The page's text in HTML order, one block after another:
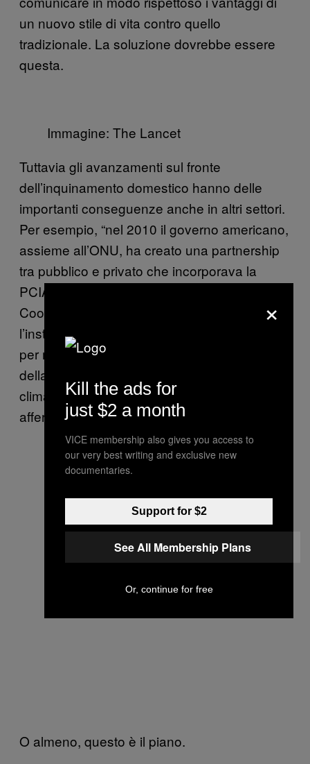
un nuovo stile di vita contro quello
tradizionale. La soluzione dovrebbe essere
questa.
Immagine: The Lancet
Tuttavia gli avanzamenti sul fronte
dell’inquinamento domestico hanno delle
importanti conseguenze anche in altri settori.
Per esempio, “nel 2010 il governo americano,
assieme all’ONU, ha creato una partnership
tra pubblico e privato che incorporava la
PCIA nella Global Alliance for Clean
Cookstoves, promuovendo miglioramenti e
l’installazione di soluzioni pulite per la cucina
per milioni di famiglie al fine di ridurre gli effetti
della deforestazione e dei cambiamenti
climatici, e per dare più potere alle donne,”
afferma la descrizione del progetto.
O almeno, questo è il piano.
×
Kill the ads for
just $2 a month
VICE membership also gives you access to
our very best writing and exclusive new
documentaries.
Support for $2
See All Membership Plans
Or, continue for free